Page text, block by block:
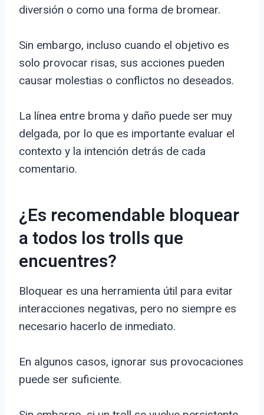
diversión o como una forma de bromear.
Sin embargo, incluso cuando el objetivo es
solo provocar risas, sus acciones pueden
causar molestias o conflictos no deseados.
La línea entre broma y daño puede ser muy
delgada, por lo que es importante evaluar el
contexto y la intención detrás de cada
comentario.
¿Es recomendable bloquear
a todos los trolls que
encuentres?
Bloquear es una herramienta útil para evitar
interacciones negativas, pero no siempre es
necesario hacerlo de inmediato.
En algunos casos, ignorar sus provocaciones
puede ser suficiente.